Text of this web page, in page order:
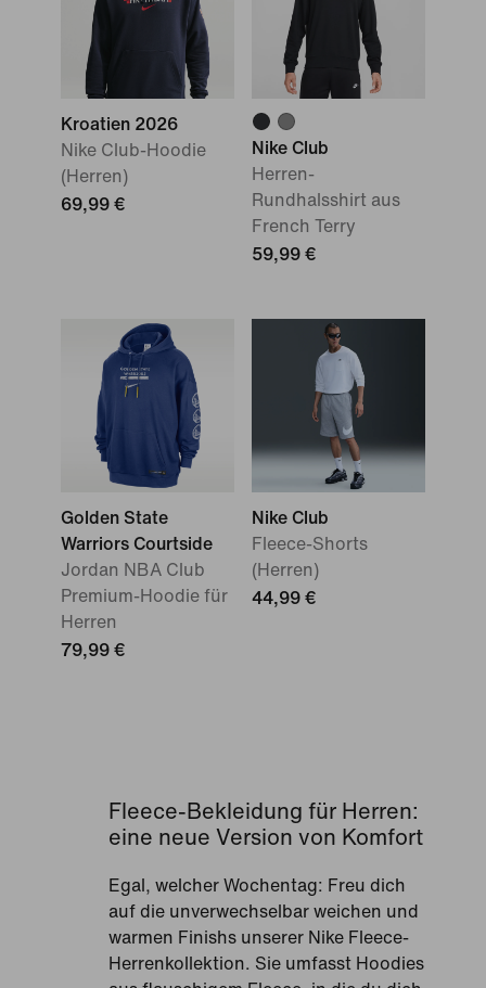
Kroatien 2026
Nike Club-Hoodie
(Herren)
69,99 €
Nike Club
Herren-
Rundhalsshirt aus
French Terry
59,99 €
Golden State
Warriors Courtside
Jordan NBA Club
Premium-Hoodie für
Herren
79,99 €
Nike Club
Fleece-Shorts
(Herren)
44,99 €
Fleece-Bekleidung für Herren:
eine neue Version von Komfort
Egal, welcher Wochentag: Freu dich
auf die unverwechselbar weichen und
warmen Finishs unserer Nike Fleece-
Herrenkollektion. Sie umfasst Hoodies